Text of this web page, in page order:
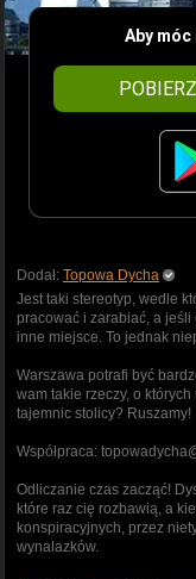
Aby
Dodał: Topowa Dycha
Jest taki stereotyp, wedle
pracować i zarabiać, a
inne miejsce. To jednak
Warszawa potrafi być
wam takie rzeczy, o
tajemnic stolicy? Ruszamy!
Współpraca:
Odliczanie czas zacząć!
które raz cię rozbawią, a
konspiracyjnych, przez
wynalazków.